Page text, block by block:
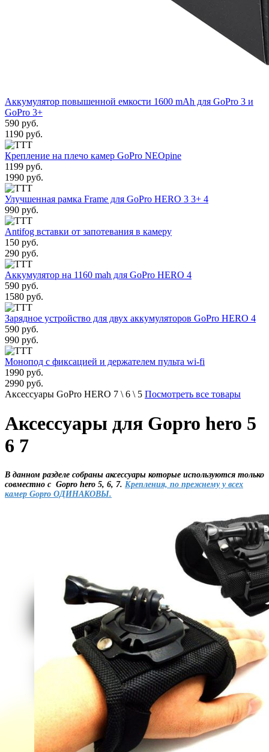
Аккумулятор повышенной емкости 1600 mAh для GoPro 3 и
GoPro 3+
590 руб.
1190 руб.
Крепление на плечо камер GoPro NEOpine
1199 руб.
1990 руб.
Улучшенная рамка Frame для GoPro HERO 3 3+ 4
990 руб.
Antifog вставки от запотевания в камеру
150 руб.
290 руб.
Аккумулятор на 1160 mah для GoPro HERO 4
590 руб.
1580 руб.
Зарядное устройство для двух аккумуляторов GoPro HERO 4
590 руб.
990 руб.
Монопод с фиксацией и держателем пульта wi-fi
1990 руб.
2990 руб.
Аксессуары GoPro HERO 7 \ 6 \ 5 Посмотреть все товары
Аксессуары для Gopro hero 5
6 7
В данном разделе собраны аксессуары которые используются только
совместно с Gopro hero 5, 6, 7. Крепления, по прежнему у всех
камер Gopro ОДИНАКОВЫ.